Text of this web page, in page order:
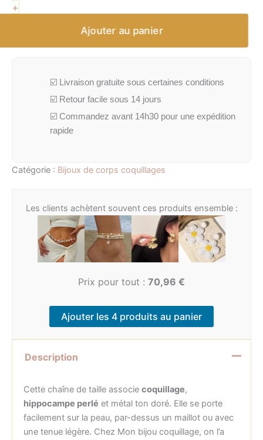
+
Ajouter au panier
☑️ Livraison gratuite sous certaines conditions
☑️ Retour facile sous 14 jours
☑️ Commandez avant 14h30 pour une expédition
rapide
Catégorie : Bijoux de corps coquillages
Les clients achètent souvent ces produits ensemble :
Prix pour tout : 70,96 €
Ajouter les 4 produits au panier
Description
Cette chaîne de taille associe coquillage,
hippocampe perlé et métal ton doré. Elle se porte
facilement sur la peau, par-dessus un maillot ou avec
une tenue légère. Chez Mon bijou coquillage, on l’a